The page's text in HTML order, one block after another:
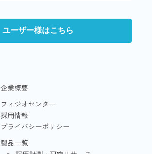
ユーザー様はこちら
企業概要
フィジオセンター
採用情報
プライバシーポリシー
製品一覧